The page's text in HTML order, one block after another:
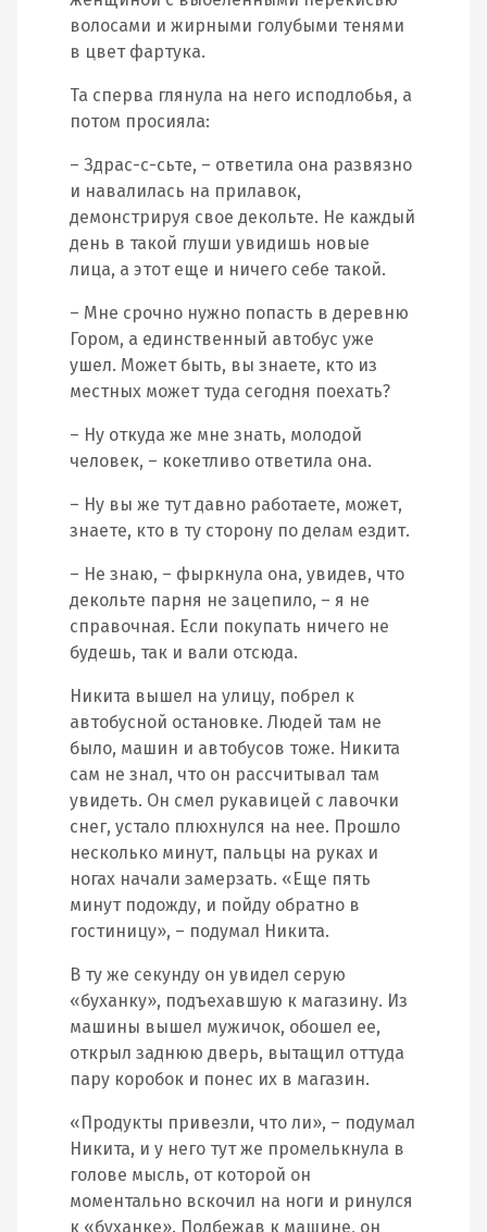
волосами и жирными голубыми тенями
в цвет фартука.
Та сперва глянула на него исподлобья, а
потом просияла:
– Здрас-с-сьте, – ответила она развязно
и навалилась на прилавок,
демонстрируя свое декольте. Не каждый
день в такой глуши увидишь новые
лица, а этот еще и ничего себе такой.
– Мне срочно нужно попасть в деревню
Гором, а единственный автобус уже
ушел. Может быть, вы знаете, кто из
местных может туда сегодня поехать?
– Ну откуда же мне знать, молодой
человек, – кокетливо ответила она.
– Ну вы же тут давно работаете, может,
знаете, кто в ту сторону по делам ездит.
– Не знаю, – фыркнула она, увидев, что
декольте парня не зацепило, – я не
справочная. Если покупать ничего не
будешь, так и вали отсюда.
Никита вышел на улицу, побрел к
автобусной остановке. Людей там не
было, машин и автобусов тоже. Никита
сам не знал, что он рассчитывал там
увидеть. Он смел рукавицей с лавочки
снег, устало плюхнулся на нее. Прошло
несколько минут, пальцы на руках и
ногах начали замерзать. «Еще пять
минут подожду, и пойду обратно в
гостиницу», – подумал Никита.
В ту же секунду он увидел серую
«буханку», подъехавшую к магазину. Из
машины вышел мужичок, обошел ее,
открыл заднюю дверь, вытащил оттуда
пару коробок и понес их в магазин.
«Продукты привезли, что ли», – подумал
Никита, и у него тут же промелькнула в
голове мысль, от которой он
моментально вскочил на ноги и ринулся
к «буханке». Подбежав к машине, он